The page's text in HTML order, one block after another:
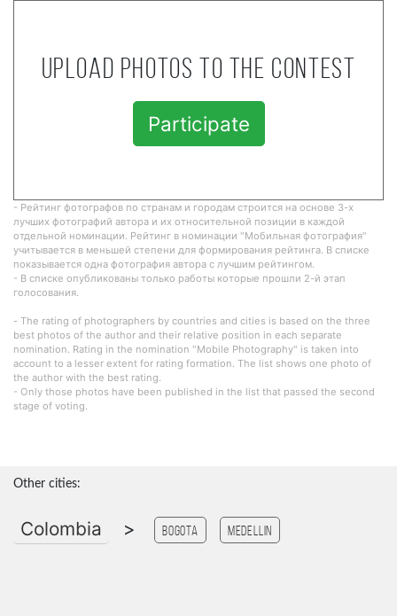
Upload photos to the contest
Participate
- Рейтинг фотографов по странам и городам строится на основе 3-х
лучших фотографий автора и их относительной позиции в каждой
отдельной номинации. Рейтинг в номинации "Мобильная фотография"
учитывается в меньшей степени для формирования рейтинга. В списке
показывается одна фотография автора с лучшим рейтингом.
- В списке опубликованы только работы которые прошли 2-й этап
голосования.
- The rating of photographers by countries and cities is based on the three
best photos of the author and their relative position in each separate
nomination. Rating in the nomination "Mobile Photography" is taken into
account to a lesser extent for rating formation. The list shows one photo of
the author with the best rating.
- Only those photos have been published in the list that passed the second
stage of voting.
Other cities:
Colombia > Bogota Medellin